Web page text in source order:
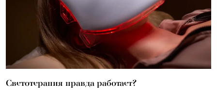
Светотерапия правда работает?